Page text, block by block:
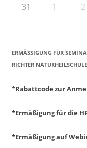
31 1 2
ERMÄSSIGUNG FÜR
ICHTER NATURHEILSCHULE
*Rabattcode zur
*Ermäßigung für die
*Ermäßigung auf